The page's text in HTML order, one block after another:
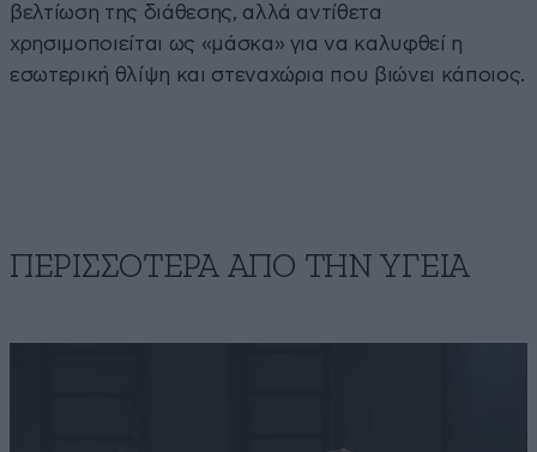
βελτίωση της διάθεσης, αλλά αντίθετα
χρησιμοποιείται ως «μάσκα» για να καλυφθεί η
εσωτερική θλίψη και στεναχώρια που βιώνει κάποιος.
ΠΕΡΙΣΣΟΤΕΡΑ ΑΠΟ ΤΗΝ ΥΓΕΙΑ